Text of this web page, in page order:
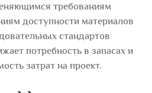
требованиям
доступности материалов
стандартов
потребность в запасах и
затрат на проект.